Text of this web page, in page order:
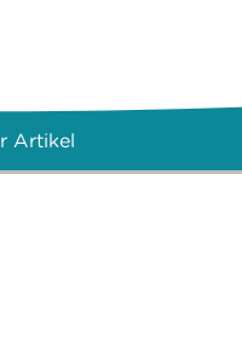
Artikel